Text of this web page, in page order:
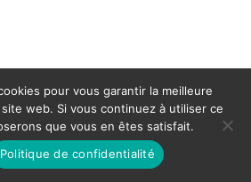
pour vous garantir la meilleure
web. Si vous continuez à utiliser ce
que vous en êtes satisfait.
Politique de confidentialité